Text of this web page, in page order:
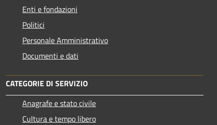
Enti e fondazioni
Politici
Personale Amministrativo
Documenti e dati
CATEGORIE DI SERVIZIO
Anagrafe e stato civile
Cultura e tempo libero